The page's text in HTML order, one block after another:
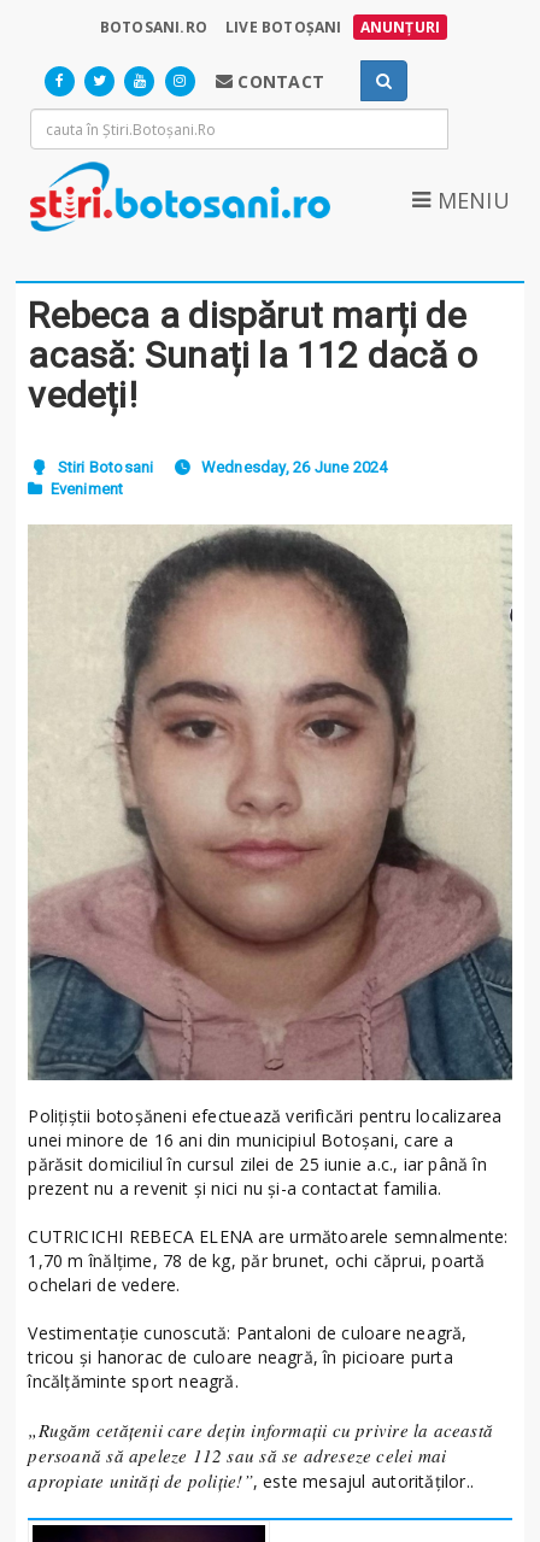
BOTOSANI.RO LIVE BOTOȘANI ANUNȚURI
CONTACT
MENIU
Rebeca a dispărut marți de
acasă: Sunați la 112 dacă o
vedeți!
Stiri Botosani
Wednesday, 26 June 2024
Eveniment
Polițiștii botoșăneni efectuează verificări pentru localizarea
unei minore de 16 ani din municipiul Botoșani, care a
părăsit domiciliul în cursul zilei de 25 iunie a.c., iar până în
prezent nu a revenit și nici nu și-a contactat familia.
CUTRICICHI REBECA ELENA are următoarele semnalmente:
1,70 m înălțime, 78 de kg, păr brunet, ochi căprui, poartă
ochelari de vedere.
Vestimentație cunoscută: Pantaloni de culoare neagră,
tricou și hanorac de culoare neagră, în picioare purta
încălțăminte sport neagră.
„Rugăm cetățenii care dețin informații cu privire la această
persoană să apeleze 112 sau să se adreseze celei mai
apropiate unități de poliție!”, este mesajul autorităților..